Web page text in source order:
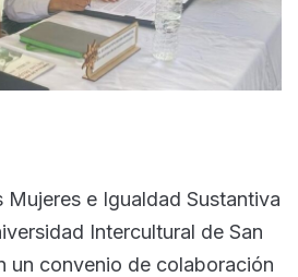
Mujeres e Igualdad Sustantiva
Intercultural de San
un convenio de colaboración